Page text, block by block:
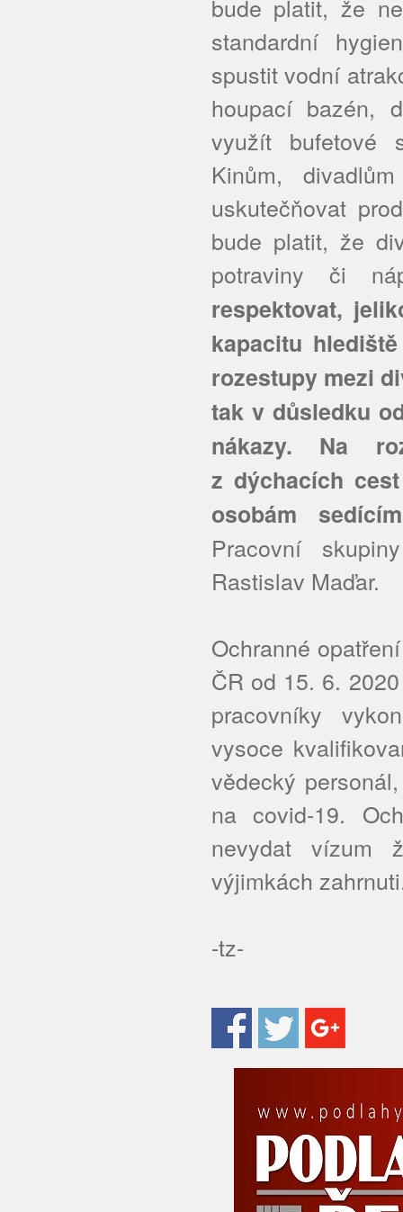
bude platit, že
standardní
spustit vodní
houpací bazén,
využít bufetové
Kinům,
uskutečňovat
bude platit, že
potraviny či
respektovat,
kapacitu
rozestupy mezi
tak v důsledku
nákazy. Na
z dýchacích
osobám
Pracovní
Rastislav Maďar.
Ochranné
ČR od 15. 6.
pracovníky
vysoce
vědecký
na covid-19.
nevydat vízum
výjimkách
-tz-